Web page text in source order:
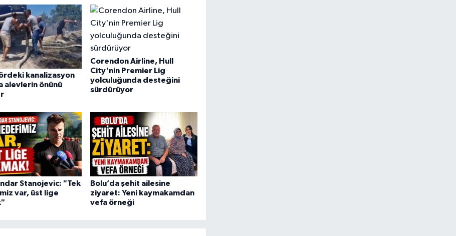
kanalizasyon
alevlerin önünü
Corendon Airline, Hull
City'nin Premier Lig
yolculuğunda desteğini
sürdürüyor
Stanojevic: "Tek
var, üst lige
Bolu’da şehit ailesine
ziyaret: Yeni kaymakamdan
vefa örneği